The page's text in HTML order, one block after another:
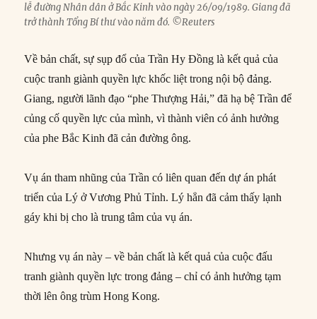
lễ đường Nhân dân ở Bắc Kinh vào ngày 26/09/1989. Giang đã
trở thành Tổng Bí thư vào năm đó. ©Reuters
Về bản chất, sự sụp đổ của Trần Hy Đồng là kết quả của
cuộc tranh giành quyền lực khốc liệt trong nội bộ đảng.
Giang, người lãnh đạo “phe Thượng Hải,” đã hạ bệ Trần để
củng cố quyền lực của mình, vì thành viên có ảnh hưởng
của phe Bắc Kinh đã cản đường ông.
Vụ án tham nhũng của Trần có liên quan đến dự án phát
triển của Lý ở Vương Phủ Tỉnh. Lý hẳn đã cảm thấy lạnh
gáy khi bị cho là trung tâm của vụ án.
Nhưng vụ án này – về bản chất là kết quả của cuộc đấu
tranh giành quyền lực trong đảng – chỉ có ảnh hưởng tạm
thời lên ông trùm Hong Kong.